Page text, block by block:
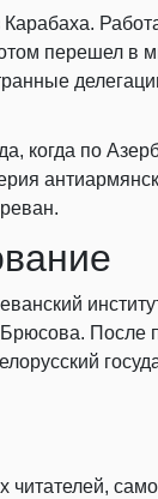
перешел в
когда по
После
читателей,